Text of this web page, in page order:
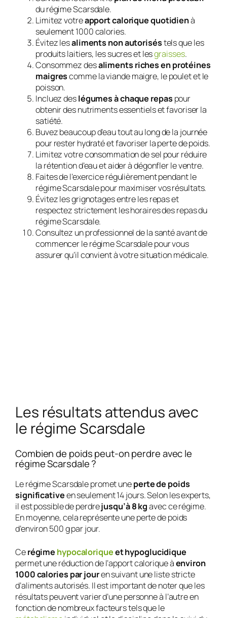
du régime Scarsdale.
Limitez votreapport calorique quotidienà
seulement 1000 calories.
Évitez lesaliments non autoriséstels que les
produits laitiers, les sucres et lesgraisses.
Consommez desaliments riches en protéines
maigrescomme la viande maigre, le poulet et le
poisson.
Incluez deslégumes à chaque repas pour
obtenir des nutriments essentiels et favoriser la
satiété.
Buvez beaucoup d’eau tout au long de la journée
pour rester hydraté et favoriser la perte de poids.
Limitez votre consommation de sel pour réduire
la rétention d’eau et aider à dégonfler le ventre.
Faites de l’exercice régulièrement pendant le
régime Scarsdale pour maximiser vos résultats.
Évitez les grignotages entre les repas et
respectez strictement les horaires des repas du
régime Scarsdale.
Consultez un professionnel de la santé avant de
commencer le régime Scarsdale pour vous
assurer qu’il convient à votre situation médicale.
Les résultats attendus avec
le régime Scarsdale
Combien de poids peut-on perdre avec le
régime Scarsdale ?
Le régime Scarsdale promet uneperte de poids
significativeen seulement 14 jours. Selon les experts,
il est possible de perdrejusqu’à 8 kgavec ce régime.
En moyenne, cela représente une perte de poids
d’environ 500 g par jour.
Cerégime hypocaloriqueet hypoglucidique
permet une réduction de l’apport calorique àenviron
1000 calories par jouren suivant une liste stricte
d’aliments autorisés. Il est important de noter que les
résultats peuvent varier d’une personne à l’autre en
fonction de nombreux facteurs tels que le